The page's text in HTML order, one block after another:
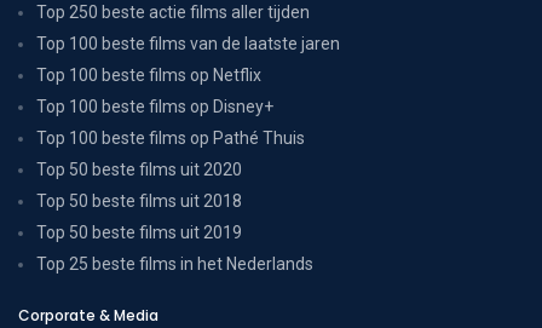
Top 250 beste actie films aller tijden
Top 100 beste films van de laatste jaren
Top 100 beste films op Netflix
Top 100 beste films op Disney+
Top 100 beste films op Pathé Thuis
Top 50 beste films uit 2020
Top 50 beste films uit 2018
Top 50 beste films uit 2019
Top 25 beste films in het Nederlands
Corporate & Media